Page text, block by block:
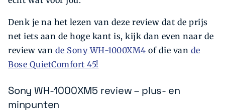
Denk je na het lezen van deze review dat de prijs
net iets aan de hoge kant is, kijk dan even naar de
review van de Sony WH-1000XM4 of die van de
Bose Quiet­Comfort 45!
Sony WH-1000XM5 review – plus- en
minpunten